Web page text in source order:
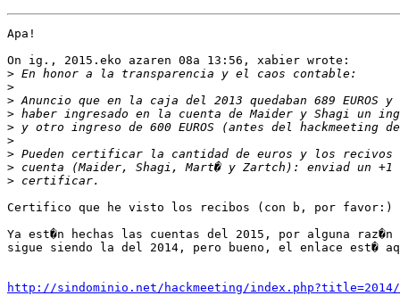
Apa!
On ig., 2015.eko azaren 08a 13:56, xabier wrote:
>
>
>
>
>
>
>
>
>
Certifico que he visto los recibos (con b, por favor:)
Ya est�n hechas las cuentas del 2015, por alguna raz�n
sigue siendo la del 2014, pero bueno, el enlace est�
http://sindominio.net/hackmeeting/index.php?title=2014/